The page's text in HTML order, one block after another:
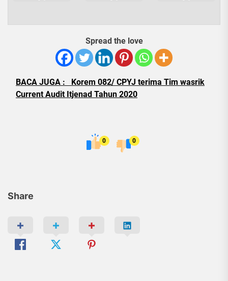
Share
Spread the love
BACA JUGA :
Korem 082/ CPYJ terima Tim wasrik
Current Audit Itjenad Tahun 2020
0 0